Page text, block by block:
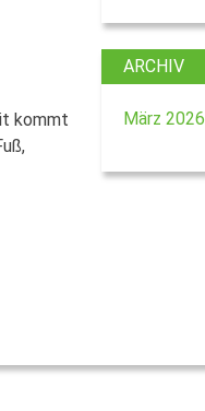
kommt
ARCHIV
März 2026